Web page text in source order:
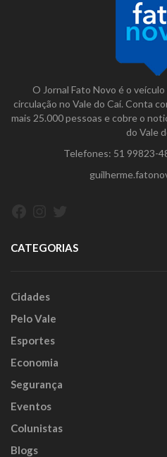
O Jornal Fato Novo é o
circulação no Vale do Caí. Conta
mais 25.000 pessoas e cobre o
do Vale
Telefones: 51 99823-
CATEGORIAS
Cidades
Pelo Vale
Esportes
Economia
Segurança
Eventos
Colunistas
Blogs